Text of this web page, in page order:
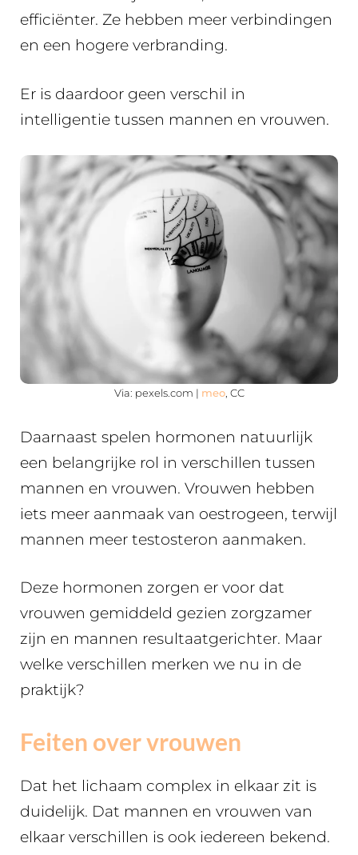
efficiënter. Ze hebben meer verbindingen
en een hogere verbranding.
Er is daardoor geen verschil in
intelligentie tussen mannen en vrouwen.
Via: pexels.com | meo, CC
Daarnaast spelen hormonen natuurlijk
een belangrijke rol in verschillen tussen
mannen en vrouwen. Vrouwen hebben
iets meer aanmaak van oestrogeen, terwijl
mannen meer testosteron aanmaken.
Deze hormonen zorgen er voor dat
vrouwen gemiddeld gezien zorgzamer
zijn en mannen resultaatgerichter. Maar
welke verschillen merken we nu in de
praktijk?
Feiten over vrouwen
Dat het lichaam complex in elkaar zit is
duidelijk. Dat mannen en vrouwen van
elkaar verschillen is ook iedereen bekend.